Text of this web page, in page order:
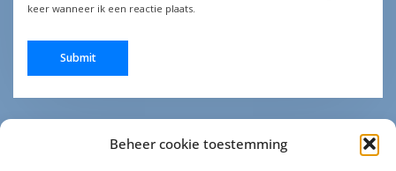
Beheer cookie toestemming
keer wanneer ik een reactie plaats.